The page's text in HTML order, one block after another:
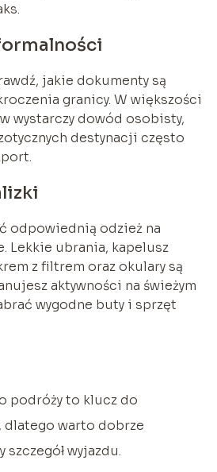
jakie dokumenty są
granicy. W większości
wystarczy dowód osobisty,
destynacji często
odpowiednią odzież na
Lekkie ubrania, kapelusz
z filtrem oraz okulary są
aktywności na świeżym
wygodne buty i sprzęt
podróży to klucz do
dlatego warto dobrze
szczegół wyjazdu.